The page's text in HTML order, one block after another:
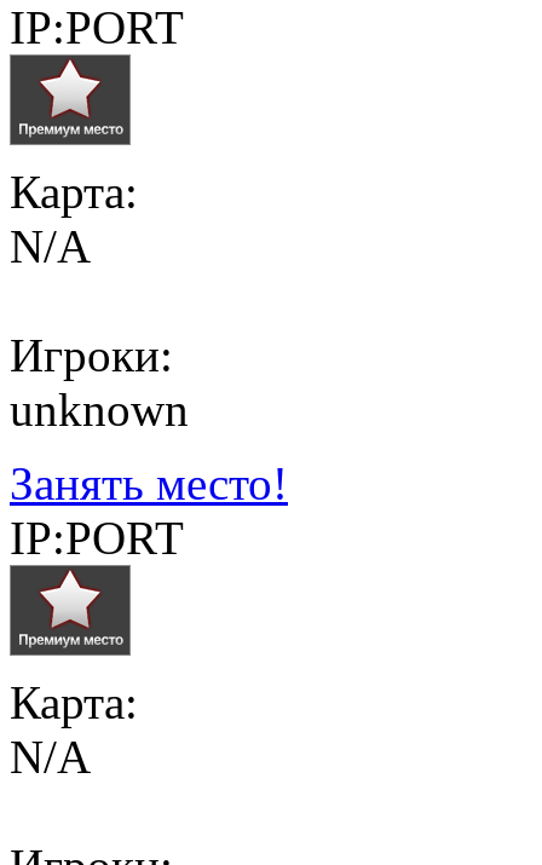
IP:PORT
Карта:
N/A
Игроки:
unknown
Занять место!
IP:PORT
Карта:
N/A